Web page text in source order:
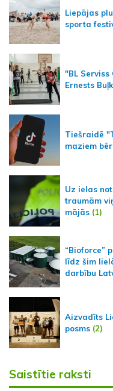
Liepājas
sporta
"BL
Ernests
Tiešraidē
maziem
Uz ielas
traumām
mājās (1)
“Bioforce”
līdz šim
darbību
Aizvadīts
posms (2)
Saistītie raksti